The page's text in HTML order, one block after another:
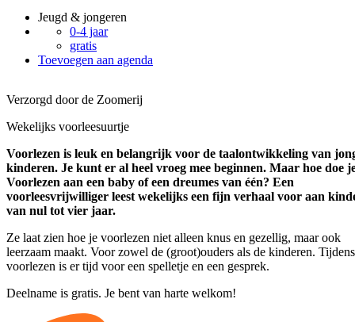
Jeugd & jongeren
0-4 jaar
gratis
Toevoegen aan agenda
Verzorgd door de Zoomerij
Wekelijks voorleesuurtje
Voorlezen is leuk en belangrijk voor de taalontwikkeling van
kinderen. Je kunt er al heel vroeg mee beginnen. Maar hoe doe
Voorlezen aan een baby of een dreumes van één? Een
voorleesvrijwilliger leest wekelijks een fijn verhaal voor aan
van nul tot vier jaar.
Ze laat zien hoe je voorlezen niet alleen knus en gezellig, maar ook
leerzaam maakt. Voor zowel de (groot)ouders als de kinderen.
voorlezen is er tijd voor een spelletje en een gesprek.
Deelname is gratis. Je bent van harte welkom!